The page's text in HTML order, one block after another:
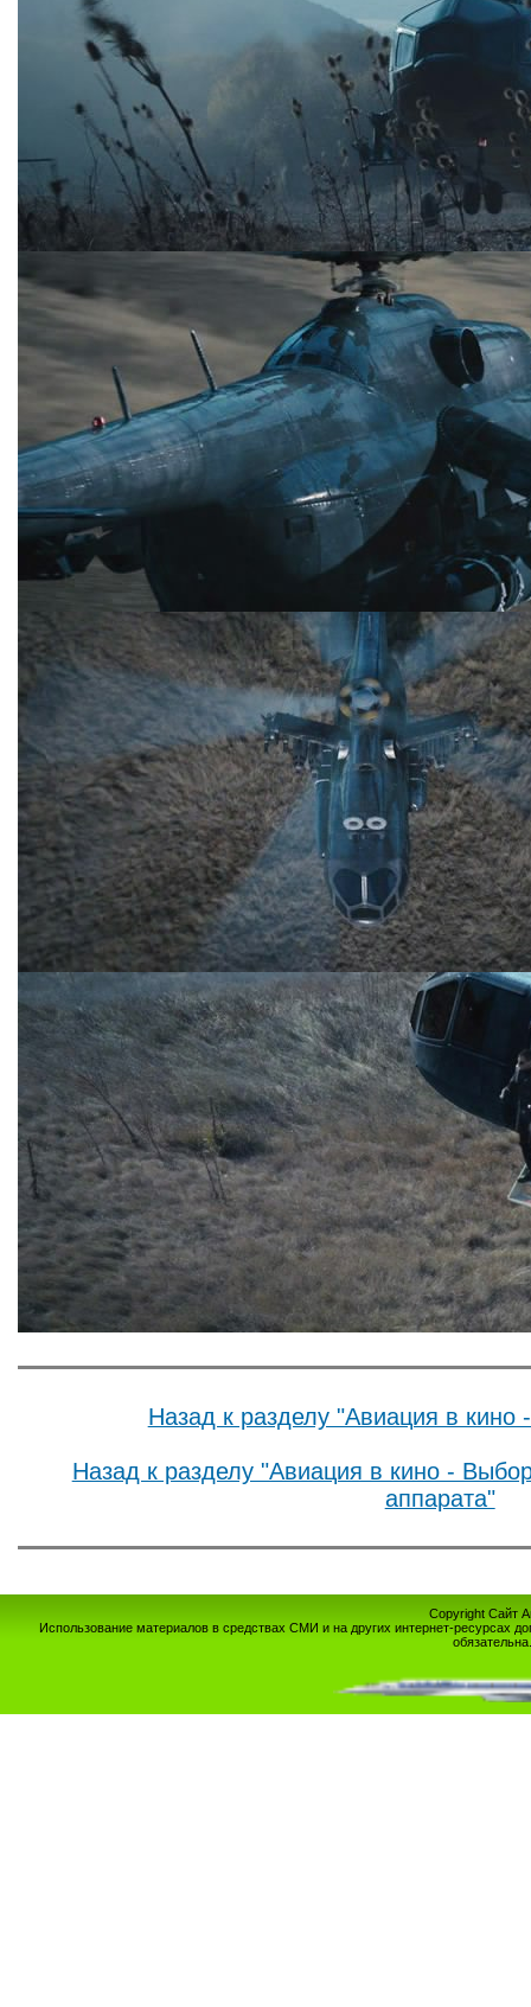
Назад к разделу "Авиация в
Назад к разделу "Авиация в кино -
аппарата"
Copyright Сайт
Использование материалов в средствах СМИ и на других интернет-ресурсах
обязательна.